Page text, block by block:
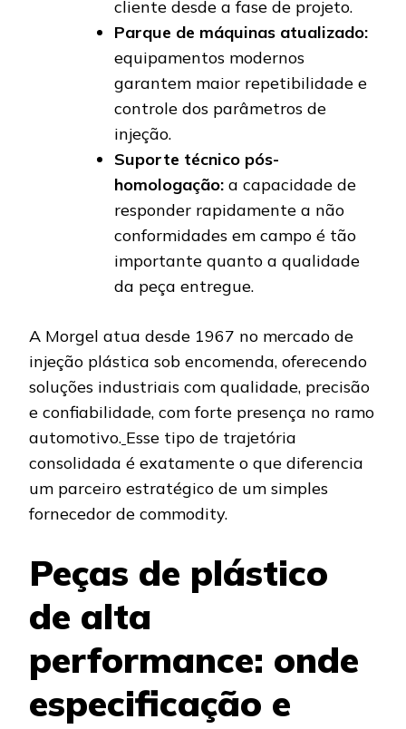
cliente desde a fase de projeto.
Parque de máquinas atualizado:
equipamentos modernos
garantem maior repetibilidade e
controle dos parâmetros de
injeção.
Suporte técnico pós-
homologação: a capacidade de
responder rapidamente a não
conformidades em campo é tão
importante quanto a qualidade
da peça entregue.
A Morgel atua desde 1967 no mercado de
injeção plástica sob encomenda, oferecendo
soluções industriais com qualidade, precisão
e confiabilidade, com forte presença no ramo
automotivo. Esse tipo de trajetória
consolidada é exatamente o que diferencia
um parceiro estratégico de um simples
fornecedor de commodity.
Peças de plástico
de alta
performance: onde
especificação e